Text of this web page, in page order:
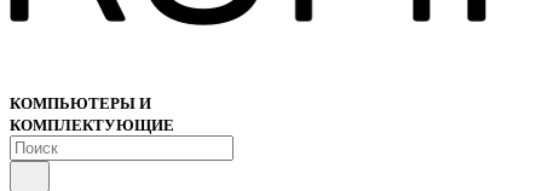
КОМПЬЮТЕРЫ И
КОМПЛЕКТУЮЩИЕ